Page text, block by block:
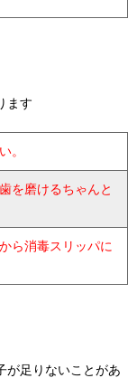
ます
。
を磨けるちゃんと
ら消毒スリッパに
が足りないことがあ